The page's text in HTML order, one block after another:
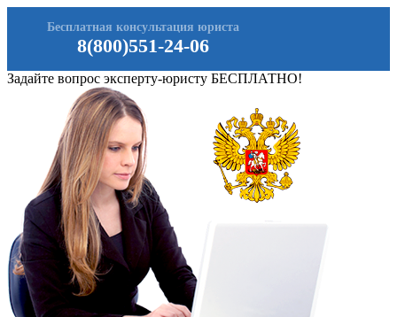
8(800)551-24-06
Бесплатная консультация юриста
Задайте вопрос эксперту-юристу БЕСПЛАТНО!